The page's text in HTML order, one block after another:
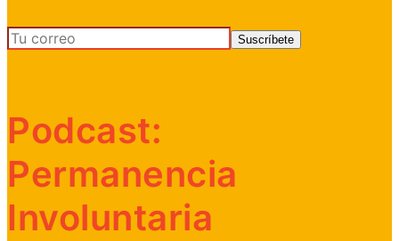
Podcast:
Permanencia
Involuntaria